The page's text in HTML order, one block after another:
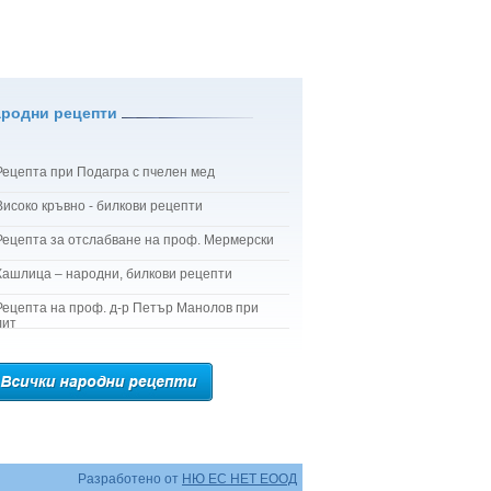
рецепти
при Подагра с пчелен мед
кръвно - билкови рецепти
за отслабване на проф. Мермерски
– народни, билкови рецепти
на проф. д-р Петър Манолов при
Разработено от НЮ ЕС НЕТ ЕООД